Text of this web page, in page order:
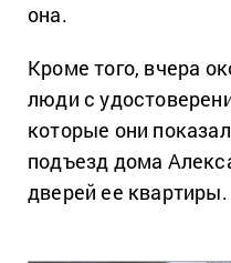
она.
Кроме того, вчера
люди с
которые они
подъезд дома
дверей ее квартиры.